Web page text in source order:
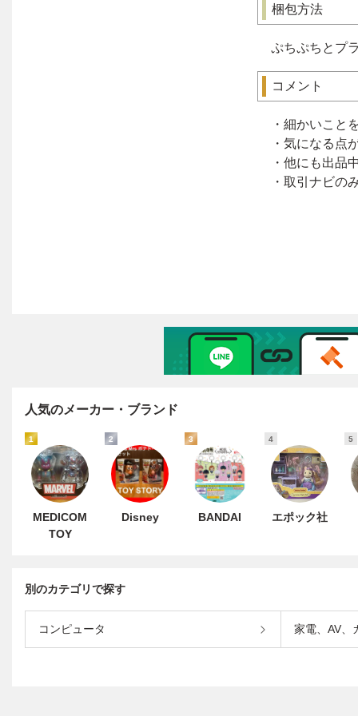
人気のメーカー・ブランド
1
MEDICOM
TOY
2
Disney
3
BANDAI
4
エポック社
5
別のカテゴリで探す
コンピュータ 家電、AV、